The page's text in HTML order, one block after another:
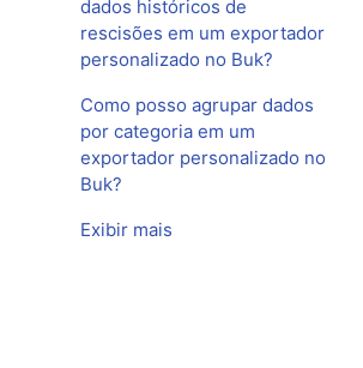
dados históricos de
rescisões em um exportador
personalizado no Buk?
Como posso agrupar dados
por categoria em um
exportador personalizado no
Buk?
Exibir mais